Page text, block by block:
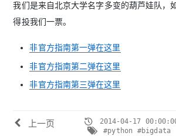
我们是来自北京大学名字多变的葫芦娃队，
得投我们一票。
非官方指南第一弹在这里
非官方指南第二弹在这里
非官方指南第三弹在这里
上一页
2014-04-17
#python
#bigdata